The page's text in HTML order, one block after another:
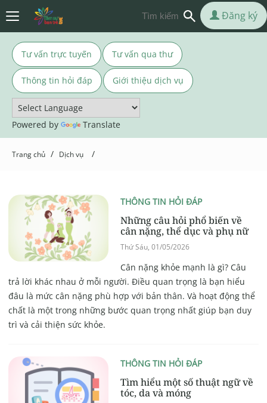
Tư vấn trực tuyến Tư vấn qua thư
Thông tin hỏi đáp Giới thiệu dịch vụ
Powered by Translate
Đăng ký
Trang chủ / Dịch vụ /
THÔNG TIN HỎI ĐÁP
Những câu hỏi phổ biến về
cân nặng, thể dục và phụ nữ
Thứ Sáu, 01/05/2026
Cân nặng khỏe mạnh là gì? Câu
trả lời khác nhau ở mỗi người. Điều quan trọng là bạn hiểu
đâu là mức cân nặng phù hợp với bản thân. Và hoạt động thể
chất là một trong những bước quan trọng nhất giúp bạn duy
trì và cải thiện sức khỏe.
THÔNG TIN HỎI ĐÁP
Tìm hiểu một số thuật ngữ về
tóc, da và móng